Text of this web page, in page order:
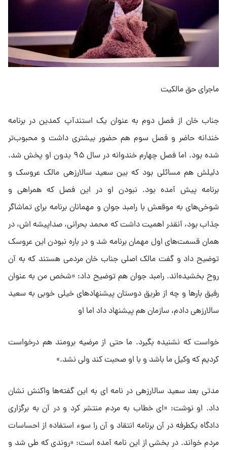
ماجرای حق مالکیت
جناب خان از فصل دوم به عنوان یک استندآپ کمدین در برنامه
خندانه حاضر و فصل سوم هم حضور بیشتری داشت و محبوب‌تر
شده بود. اما فصل چهارم خندوانه در سال ۹۵ بدون او پخش شد.
دلیلش هم مسائلی بود که بین سعید سالارزهی مالک عروسک و
برنامه پیش آمده بود. نبودن او در این فصل که همراهی و
شوخی‌های به موقعش با رامبد جوان و مهمانان برنامه برای تماشاگر
جذاب بود، آنقدر اهمیت داشت که محمد بحرانی، صداپیشه اش، در
همان قسمت‌های اول مهمان برنامه شد و در باره نبودن این عروسک
توضیح داد و گفت مالک اصلی جناب خان مردمی‌ هستند که به آن
روح بخشیده‌اند. رامبد جوان هم توضیح داد: «شخص من به عنوان
رفیق بارها و چه از طریق دوستان پیشنهادهای خیلی خوبی به سعید
سالارزهی دادم، سازمان هم پیشنهاد داد اما او
خواست که نشنیده بگیرد. ما حتی از مرضیه برومند هم درخواست
کردیم که وکیل ما باشد و با او صحبت کند ولی نشد.»
مدتی بعد سعید سالارزهی در نامه ای به این گفته‌ها واکنش نشان
داد. او نوشت: «ای خطاب به مردم منتشر کرد و در آن به برگزاری
دادگاه یکطرفه در آن برنامه انتقاد و آن را سوء استفاده از احساسات
مردم خواند. در بخشی از این نامه آمده است: «روندی که طی شد و